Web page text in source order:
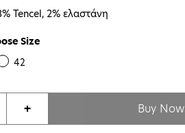
Tencel, 2% ελαστάνη
Size
42
+ Buy Now